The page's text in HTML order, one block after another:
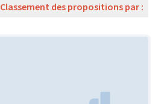
Classement des propositions par :